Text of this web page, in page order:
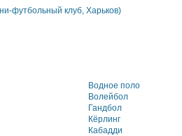
футбольный клуб, Харьков)
Водное поло
Волейбол
Гандбол
Кёрлинг
Кабадди